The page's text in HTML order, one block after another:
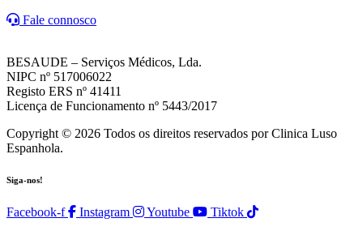
Fale connosco
BESAUDE – Serviços Médicos, Lda.
NIPC nº 517006022
Registo ERS nº 41411
Licença de Funcionamento nº 5443/2017
Copyright © 2026 Todos os direitos reservados por Clinica Luso
Espanhola.
Siga-nos!
Facebook-f Instagram Youtube Tiktok